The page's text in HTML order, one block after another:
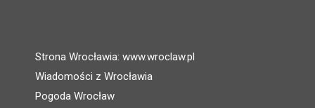
Strona Wrocławia: www.wroclaw.pl
Wiadomości z Wrocławia
Pogoda Wrocław